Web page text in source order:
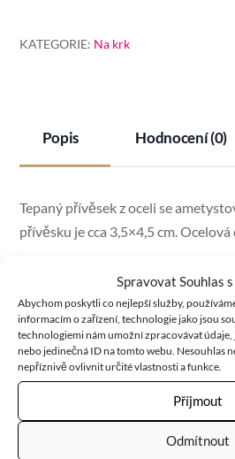
Spravovat Souhlas
Abychom poskytli co nejlepší služby,
informacím o zařízení, technologie jako jsou
technologiemi nám umožní zpracovávat
nebo jedinečná ID na tomto webu. Nesouhlas
nepříznivě ovlivnit určité vlastnosti a funkce.
Příjmout
Odmítnout
KATEGORIE: Na krk
Popis Hodnocení (0)
Tepaný přívěsek z oceli se
přívěsku je cca 3,5×4,5 cm.
Ametyst
je kamenem duchovní
věky byl velmi ceněný pro svou
jedinečnou schopnost stimulovat a
emoce. Ametyst v sobě nese
ale také logiku, střídmost a střízlivost.